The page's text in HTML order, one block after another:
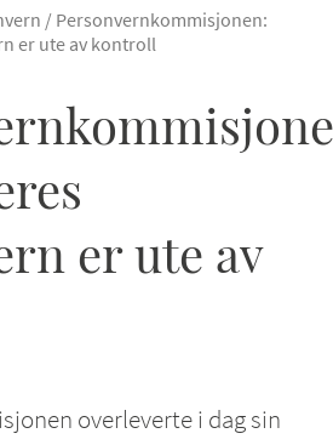
/ Personvernkommisjonen:
er ute av kontroll
er ute av
overleverte i dag sin